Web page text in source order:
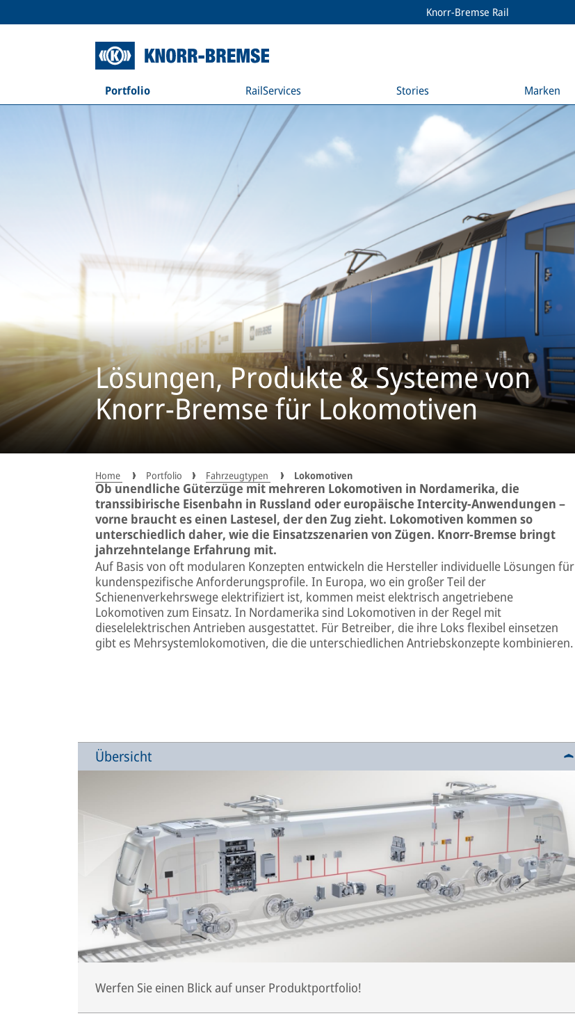
Knorr-Bremse Rail
Portfolio RailServices Stories Marken
Lösungen, Produkte & Systeme von
Knorr-Bremse für Lokomotiven
Home Portfolio Fahrzeugtypen Lokomotiven
Ob unendliche Güterzüge mit mehreren Lokomotiven in Nordamerika, die
transsibirische Eisenbahn in Russland oder europäische Intercity-Anwendungen –
vorne braucht es einen Lastesel, der den Zug zieht. Lokomotiven kommen so
unterschiedlich daher, wie die Einsatzszenarien von Zügen. Knorr-Bremse bringt
jahrzehntelange Erfahrung mit.
Auf Basis von oft modularen Konzepten entwickeln die Hersteller individuelle Lösungen für
kundenspezifische Anforderungsprofile. In Europa, wo ein großer Teil der
Schienenverkehrswege elektrifiziert ist, kommen meist elektrisch angetriebene
Lokomotiven zum Einsatz. In Nordamerika sind Lokomotiven in der Regel mit
dieselelektrischen Antrieben ausgestattet. Für Betreiber, die ihre Loks flexibel einsetzen
gibt es Mehrsystemlokomotiven, die die unterschiedlichen Antriebskonzepte kombinieren.
Übersicht
Werfen Sie einen Blick auf unser Produktportfolio!